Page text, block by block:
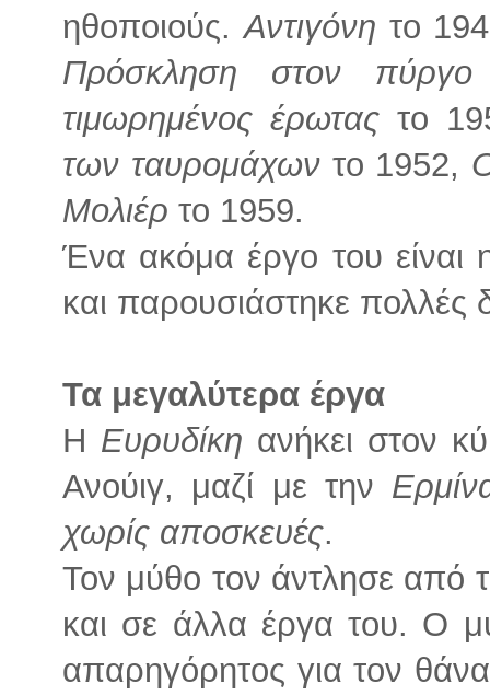
ηθοποιούς.Αντιγόνη το
Πρόσκληση στον πύργο
τιμωρημένος έρωταςτο
των ταυρομάχωντο 1952,
Μολιέρ το 1959.
Ένα ακόμα έργο του είναι
και παρουσιάστηκε πολλές
Τα μεγαλύτερα έργα
Η Ευρυδίκη ανήκει στον
Ανούιγ, μαζί με την
χωρίς αποσκευές.
Τον μύθο τον άντλησε από
και σε άλλα έργα του. Ο
απαρηγόρητος για τον